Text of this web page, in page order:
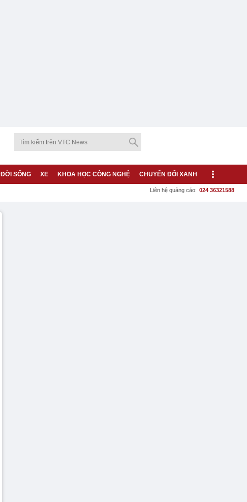
ĐỜI SỐNG XE KHOA HỌC CÔNG NGHỆ CHUYỂN ĐỔI XANH
Liên hệ quảng cáo: 024 36321588